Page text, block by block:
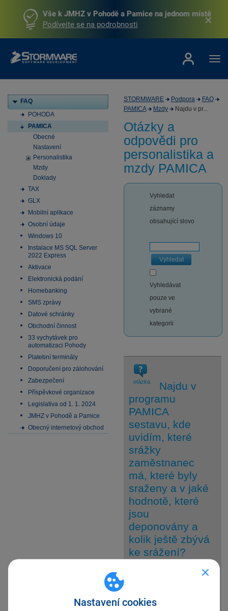
Nastavení cookies
Vše k JMHZ v Pohodě a Pamice na jednom místě
Podívejte se na podrobnosti
FAQ
POHODA
PAMICA
Obecné
Nastavení
Personalistika
Mzdy
Doklady
TAX
GLX
Mobilní aplikace
Osobní údaje
Windows 10
Instalace MS SQL Server
2022 Express
Aktivace
Elektronická podání
Homebanking
SMS zprávy
Datové schránky
Obchodní činnost
33 vychytávek pro
automatizaci Pohody
Platební terminály
Doporučení pro zálohování
Zabezpečení
Příspěvkové organizace
Legislativa od 1. 1. 2024
JMHZ v Pohodě a Pamice
Obecný internetový obchod
STORMWARE Podpora
FAQ
PAMICA
Mzdy Najdu v pr...
Otázky a
odpovědi pro
personalistika a
mzdy PAMICA
Vyhledat
záznamy
obsahující slovo
Vyhledat
Vyhledávat
pouze ve
vybrané
kategorii
otázka
Najdu v
programu
PAMICA
sestavu, kde
uvidím, které
srážky
zaměstnanec
má, které byly
sraženy a v jaké
hodnotě, které
jsou
deponovány a
kolik ještě zbývá
ke srážení?